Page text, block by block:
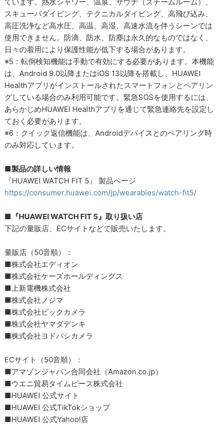
スキューバダイビング、テクニカルダイビング、高飛び込み、
高圧洗浄など高水圧、高温、高湿、高速水流を伴うシーンでは
使用できません。防滴、防水、防塵は永久的なものではなく、
日々の着用により保護性能が低下する場合があります。
※5：転倒検知機能は手動で有効にする必要があります。本機能
は、Android 9.0以降またはiOS 13以降を搭載し、HUAWEI
Healthアプリがインストールされたスマートフォンとペアリン
グしている場合のみ利用可能です。緊急SOSを使用するには、
あらかじめHUAWEI Healthアプリを通じて緊急連絡先を設定し
ておく必要があります。
※6：クイック返信機能は、Androidデバイスとのペアリング時
のみ対応しています。
■製品の詳しい情報
『HUAWEI WATCH FIT 5』 製品ページ
https://consumer.huawei.com/jp/wearables/watch-fit5/
■『HUAWEI WATCH FIT 5』取り扱い店
下記の量販店、ECサイトなどで販売いたします。
量販店（50音順）：
■株式会社エディオン
■株式会社ケーズホールディングス
■上新電機株式会社
■株式会社ノジマ
■株式会社ビックカメラ
■株式会社ヤマダデンキ
■株式会社ヨドバシカメラ
ECサイト（50音順）：
■アマゾンジャパン合同会社（Amazon.co.jp）
■ウエニ貿易タイムピース株式会社
■HUAWEI 公式サイト
■HUAWEI 公式TikTokショップ
■HUAWEI 公式Yahoo!店